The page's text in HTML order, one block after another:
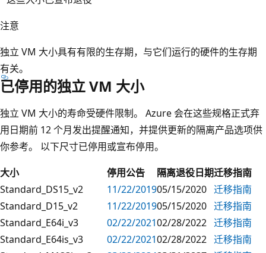
注意
独立 VM 大小具有有限的生存期，与它们运行的硬件的生存期
有关。
已停用的独立 VM 大小
独立 VM 大小的寿命受硬件限制。 Azure 会在这些规格正式弃
用日期前 12 个月发出提醒通知，并提供更新的隔离产品选项供
你参考。 以下尺寸已停用或宣布停用。
大小
停用公告 隔离退役日期迁移指南
Standard_DS15_v2
11/22/201905/15/2020 迁移指南
Standard_D15_v2
11/22/201905/15/2020 迁移指南
Standard_E64i_v3
02/22/202102/28/2022 迁移指南
Standard_E64is_v3
02/22/202102/28/2022 迁移指南